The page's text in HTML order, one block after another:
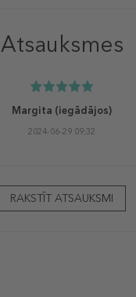
Atsauksmes
Margita (iegādājos)
2024-06-29 09:32
RAKSTĪT ATSAUKSMI